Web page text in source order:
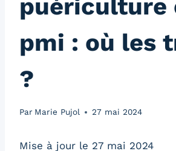
puériculture
pmi : où les
?
Par Marie Pujol 27 mai 2024
Mise à jour le 27 mai 2024